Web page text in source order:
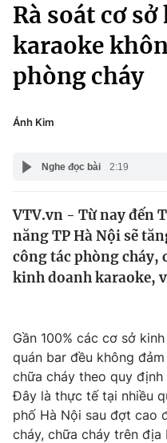
Chuyên mục
Chính trị
Thế giới
Tin tức
Câu chuyện quốc tế
Thị trường
Góc doanh nghiệp
Dữ liệu và đời sống
Truyền hình
Phim VTV
Giải trí
Pháp luật
Thể thao
Truyền hình
Văn hóa - Giải trí
Giáo dục
Rà soát cơ
karaoke
phòng cháy
Ánh Kim
Nghe đọc bài 2:19
VTV.vn - Từ nay đến
năng TP Hà Nội sẽ
công tác phòng cháy,
kinh doanh karaoke,
Gần 100% các cơ sở
quán bar đều không
chữa cháy theo quy
Đây là thực tế tại nhiều
phố Hà Nội sau đợt cao
cháy, chữa cháy trên địa